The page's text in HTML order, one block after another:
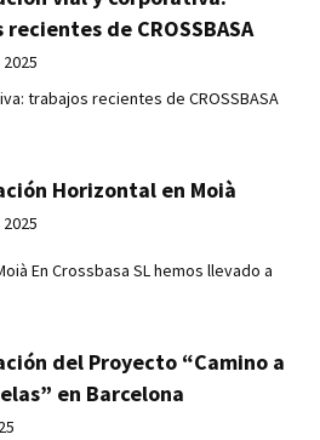
de CROSSBASA
trabajos recientes de CROSSBASA
Horizontal en Moià
En Crossbasa SL hemos llevado a
del Proyecto “Camino a
en Barcelona